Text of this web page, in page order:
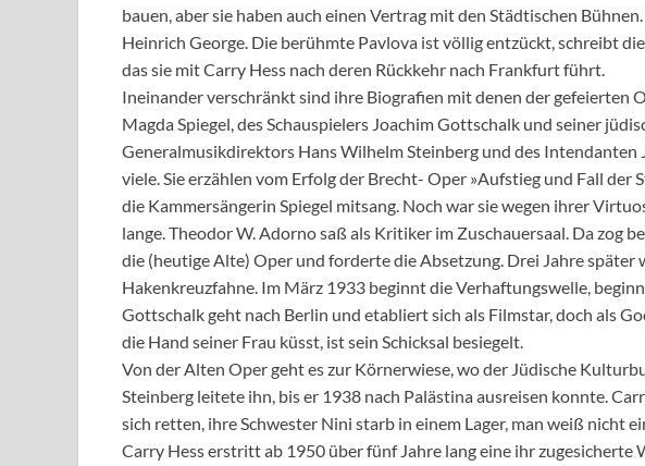
bauen, aber sie haben auch einen Vertrag mit den Städtischen
Heinrich George. Die berühmte Pavlova ist völlig entzückt, schreibt
das sie mit Carry Hess nach deren Rückkehr nach Frankfurt führt.
Ineinander verschränkt sind ihre Biografien mit denen der gefeierten
Magda Spiegel, des Schauspielers Joachim Gottschalk und seiner
Generalmusikdirektors Hans Wilhelm Steinberg und des
viele. Sie erzählen vom Erfolg der Brecht- Oper »Aufstieg und Fall der
die Kammersängerin Spiegel mitsang. Noch war sie wegen ihrer
lange. Theodor W. Adorno saß als Kritiker im Zuschauersaal. Da zog
die (heutige Alte) Oper und forderte die Absetzung. Drei Jahre später
Hakenkreuzfahne. Im März 1933 beginnt die Verhaftungswelle,
Gottschalk geht nach Berlin und etabliert sich als Filmstar, doch als
die Hand seiner Frau küsst, ist sein Schicksal besiegelt.
Von der Alten Oper geht es zur Körnerwiese, wo der Jüdische
Steinberg leitete ihn, bis er 1938 nach Palästina ausreisen konnte.
sich retten, ihre Schwester Nini starb in einem Lager, man weiß nicht
Carry Hess erstritt ab 1950 über fünf Jahre lang eine ihr